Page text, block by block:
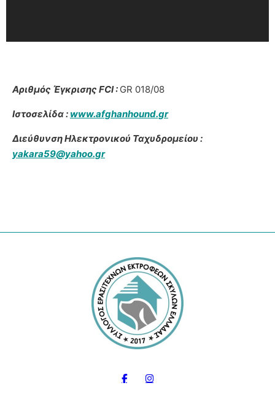
Αριθμός Έγκρισης FCI : GR 018/08
Ιστοσελίδα : www.afghanhound.gr
Διεύθυνση Ηλεκτρονικού Ταχυδρομείου :
yakara59@yahoo.gr